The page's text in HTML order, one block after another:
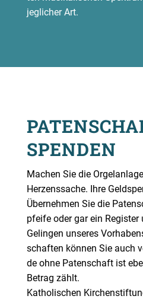
jeg­li­cher Art.
SPENDEN
Machen Sie die
Her­zens­sa­che. Ihre
Über­neh­men Sie die
pfei­fe oder gar ein
Gelin­gen unse­res
schaf­ten kön­nen Sie auch
de ohne Paten­schaft ist
Betrag zählt.
Katho­li­schen